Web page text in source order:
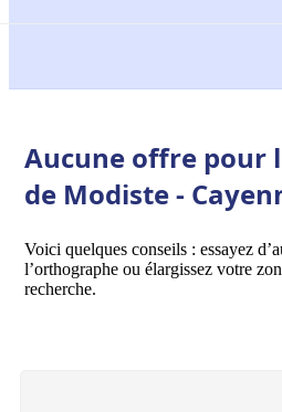
Aucune offre pour
de Modiste -
Voici quelques conseils : essayez
l’orthographe ou élargissez votre
recherche.